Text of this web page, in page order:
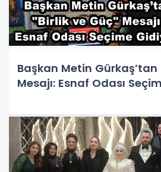
Başkan Metin Gürkaş’tan
Mesajı: Esnaf Odası